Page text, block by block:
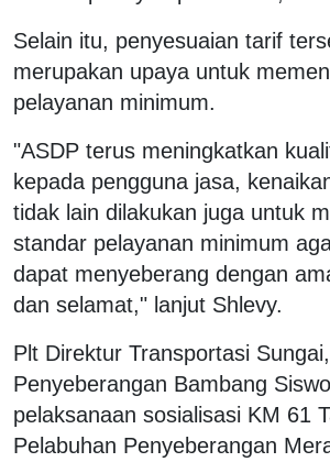
Selain itu, penyesuaian tarif
merupakan upaya untuk
pelayanan minimum.
"ASDP terus meningkatkan
kepada pengguna jasa,
tidak lain dilakukan juga untuk
standar pelayanan minimum
dapat menyeberang dengan
dan selamat," lanjut Shlevy.
Plt Direktur Transportasi
Penyeberangan Bambang
pelaksanaan sosialisasi KM 61
Pelabuhan Penyeberangan